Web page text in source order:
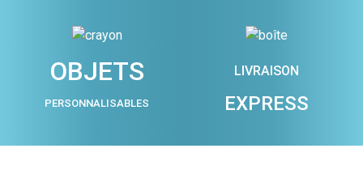
OBJETS
PERSONNALISABLES
LIVRAISON
EXPRESS